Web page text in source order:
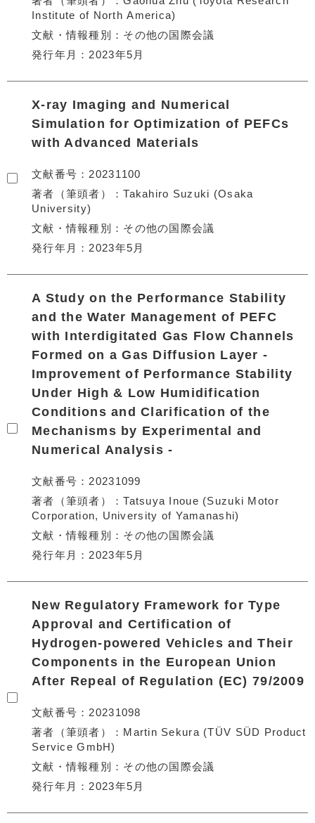
Institute of North America)
文献・情報種別
その他の国際会議
発行年月
2023年5月
X-ray Imaging and Numerical
Simulation for Optimization of PEFCs
with Advanced Materials
文献番号
20231100
著者（筆頭者）
Takahiro Suzuki (Osaka
University)
文献・情報種別
その他の国際会議
発行年月
2023年5月
A Study on the Performance Stability
and the Water Management of PEFC
with Interdigitated Gas Flow Channels
Formed on a Gas Diffusion Layer -
Improvement of Performance Stability
Under High & Low Humidification
Conditions and Clarification of the
Mechanisms by Experimental and
Numerical Analysis -
文献番号
20231099
著者（筆頭者）
Tatsuya Inoue (Suzuki Motor
Corporation, University of Yamanashi)
文献・情報種別
その他の国際会議
発行年月
2023年5月
New Regulatory Framework for Type
Approval and Certification of
Hydrogen-powered Vehicles and Their
Components in the European Union
After Repeal of Regulation (EC) 79/2009
文献番号
20231098
著者（筆頭者）
Martin Sekura (TÜV SÜD Product
Service GmbH)
文献・情報種別
その他の国際会議
発行年月
2023年5月